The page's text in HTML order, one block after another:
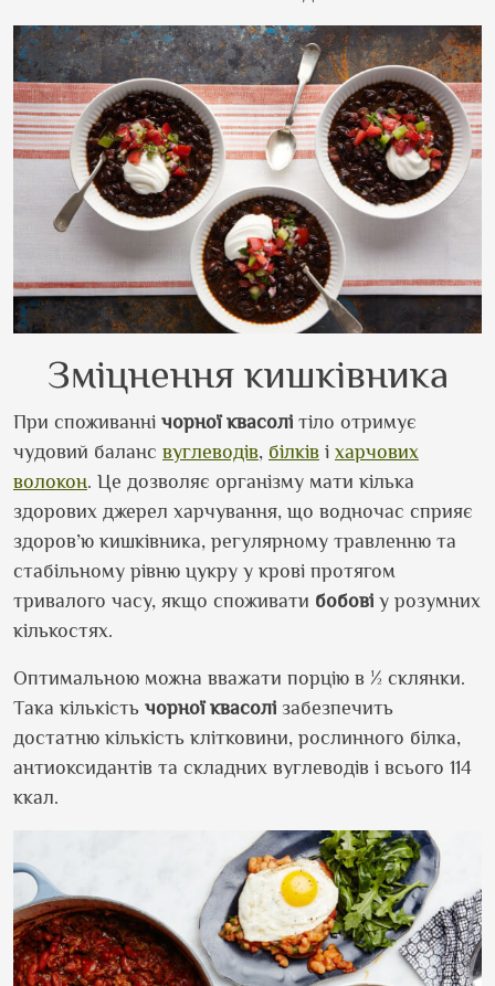
Зміцнення кишківника
При споживанні чорної квасолі тіло отримує
чудовий баланс вуглеводів, білків і харчових
волокон. Це дозволяє організму мати кілька
здорових джерел харчування, що водночас сприяє
здоров’ю кишківника, регулярному травленню та
стабільному рівню цукру у крові протягом
тривалого часу, якщо споживати бобові у розумних
кількостях.
Оптимальною можна вважати порцію в ½ склянки.
Така кількість чорної квасолі забезпечить
достатню кількість клітковини, рослинного білка,
антиоксидантів та складних вуглеводів і всього 114
ккал.